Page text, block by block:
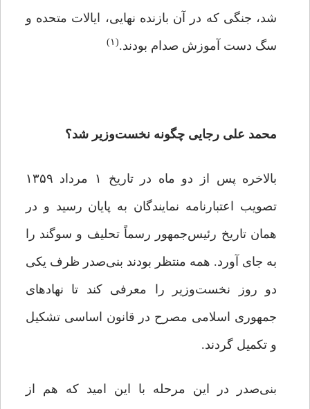
شد، جنگی که در آن بازنده نهایی، ایالات متحده و
سگ دست آموزش صدام بودند.(۱)
محمد علی رجایی چگونه نخست‌وزیر شد؟
بالاخره پس از دو ماه در تاریخ ۱ مرداد ۱۳۵۹
تصویب اعتبارنامه نمایندگان به پایان رسید و در
همان تاریخ رئیس‌جمهور رسماً تحلیف و سوگند را
به جای آورد. همه منتظر بودند بنی‌صدر ظرف یکی
دو روز نخست‌وزیر را معرفی کند تا نهادهای
جمهوری اسلامی مصرح در قانون اساسی تشکیل
و تکمیل گردند.
بنی‌صدر در این مرحله با این امید که هم از